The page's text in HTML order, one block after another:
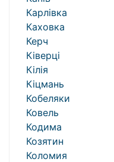
Карлівка
Каховка
Керч
Ківерці
Кілія
Кіцмань
Кобеляки
Ковель
Кодима
Козятин
Коломия